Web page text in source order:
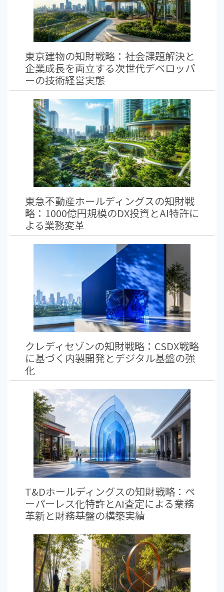
東京建物の知財戦略：社会課題解決と
企業成長を両立する次世代デベロッパ
ーの技術経営実態
東急不動産ホールディングスの知財戦
略：1000億円規模のDX投資とAI特許に
よる業務変革
クレディセゾンの知財戦略：CSDX戦略
に基づく内製開発とデジタル基盤の強
化
T&Dホールディングスの知財戦略：ペ
ーパーレス化特許とAI査定による業務
革新と財務基盤の構築実績